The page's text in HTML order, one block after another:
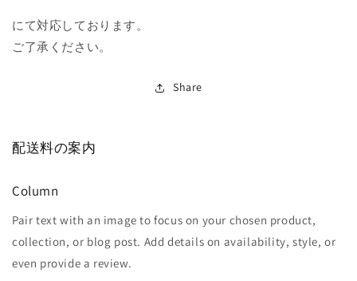
にて対応しております。
ご了承ください。
Share
配送料の案内
Column
Pair text with an image to focus on your chosen product,
collection, or blog post. Add details on availability, style, or
even provide a review.